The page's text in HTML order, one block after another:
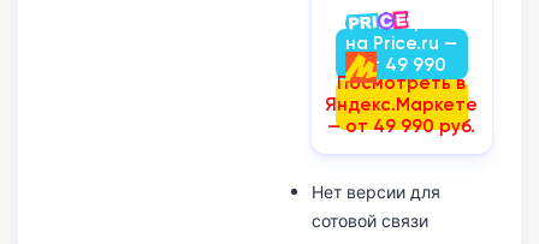
Посмотреть
на Price.ru —
от 49 990
руб.
Посмотреть в
Яндекс.Маркете
— от 49 990 руб.
Нет версии для
сотовой связи